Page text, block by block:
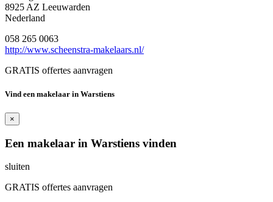
8925 AZ Leeuwarden
Nederland
058 265 0063
http://www.scheenstra-makelaars.nl/
GRATIS offertes aanvragen
Vind een makelaar in Warstiens
×
Een makelaar in Warstiens vinden
sluiten
GRATIS offertes aanvragen